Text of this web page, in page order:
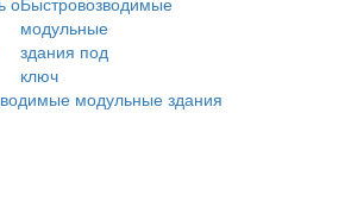
модульные здания